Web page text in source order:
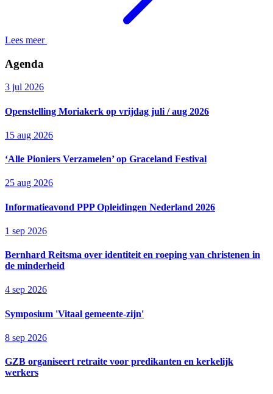
Lees meer
Agenda
3 jul 2026
Openstelling Moriakerk op vrijdag juli / aug 2026
15 aug 2026
‘Alle Pioniers Verzamelen’ op Graceland Festival
25 aug 2026
Informatieavond PPP Opleidingen Nederland 2026
1 sep 2026
Bernhard Reitsma over identiteit en roeping van christenen in
de minderheid
4 sep 2026
Symposium 'Vitaal gemeente-zijn'
8 sep 2026
GZB organiseert retraite voor predikanten en kerkelijk
werkers